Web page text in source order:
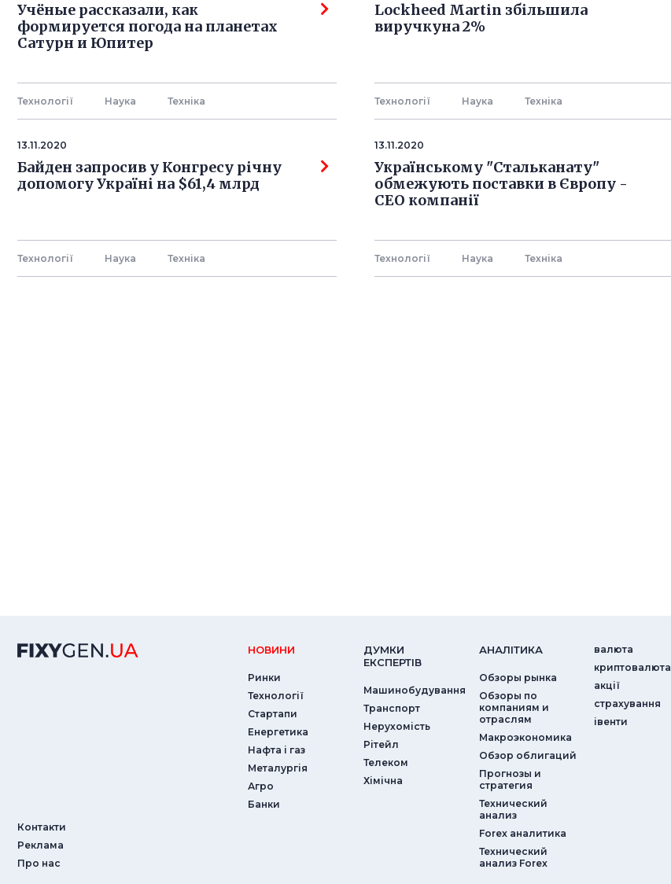
Учёные рассказали, как
формируется погода на планетах
Сатурн и Юпитер
Технології Наука Технiка
Lockheed Martin збільшила
виручкуна 2%
Технології Наука Технiка
13.11.2020
Байден запросив у Конгресу річну
допомогу Україні на $61,4 млрд
Технології Наука Технiка
13.11.2020
Українському "Стальканату"
обмежують поставки в Європу -
СЕО компанії
Технології Наука Технiка
Контакти
Реклама
Про нас
НОВИНИ
Ринки
Технології
Стартапи
Енергетика
Нафта і газ
Металургія
Агро
Банки
ДУМКИ
ЕКСПЕРТIВ
Машинобудування
Транспорт
Нерухомість
Рітейл
Телеком
Хімічна
АНАЛIТИКА
Обзоры рынка
Обзоры по
компаниям и
отраслям
Макроэкономика
Обзор облигаций
Прогнозы и
стратегия
Технический
анализ
Forex аналитика
Технический
анализ Forex
валюта
криптовалюта
акції
страхування
iвенти